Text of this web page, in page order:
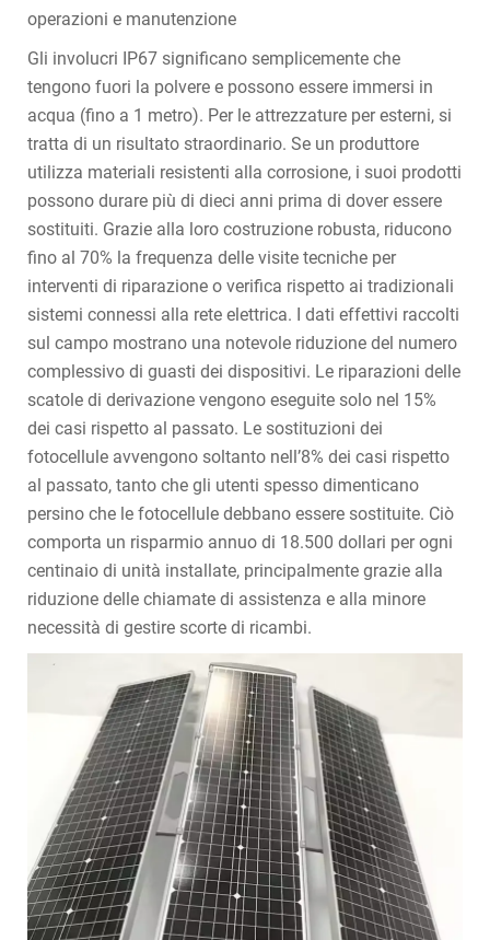
operazioni e manutenzione
Gli involucri IP67 significano semplicemente che
tengono fuori la polvere e possono essere immersi in
acqua (fino a 1 metro). Per le attrezzature per esterni, si
tratta di un risultato straordinario. Se un produttore
utilizza materiali resistenti alla corrosione, i suoi prodotti
possono durare più di dieci anni prima di dover essere
sostituiti. Grazie alla loro costruzione robusta, riducono
fino al 70% la frequenza delle visite tecniche per
interventi di riparazione o verifica rispetto ai tradizionali
sistemi connessi alla rete elettrica. I dati effettivi raccolti
sul campo mostrano una notevole riduzione del numero
complessivo di guasti dei dispositivi. Le riparazioni delle
scatole di derivazione vengono eseguite solo nel 15%
dei casi rispetto al passato. Le sostituzioni dei
fotocellule avvengono soltanto nell’8% dei casi rispetto
al passato, tanto che gli utenti spesso dimenticano
persino che le fotocellule debbano essere sostituite. Ciò
comporta un risparmio annuo di 18.500 dollari per ogni
centinaio di unità installate, principalmente grazie alla
riduzione delle chiamate di assistenza e alla minore
necessità di gestire scorte di ricambi.